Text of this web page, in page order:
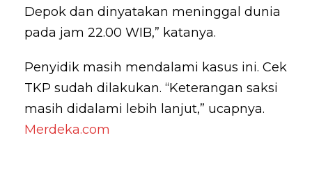
Depok dan dinyatakan meninggal dunia
pada jam 22.00 WIB,” katanya.
Penyidik masih mendalami kasus ini. Cek
TKP sudah dilakukan. “Keterangan saksi
masih didalami lebih lanjut,” ucapnya.
Merdeka.com